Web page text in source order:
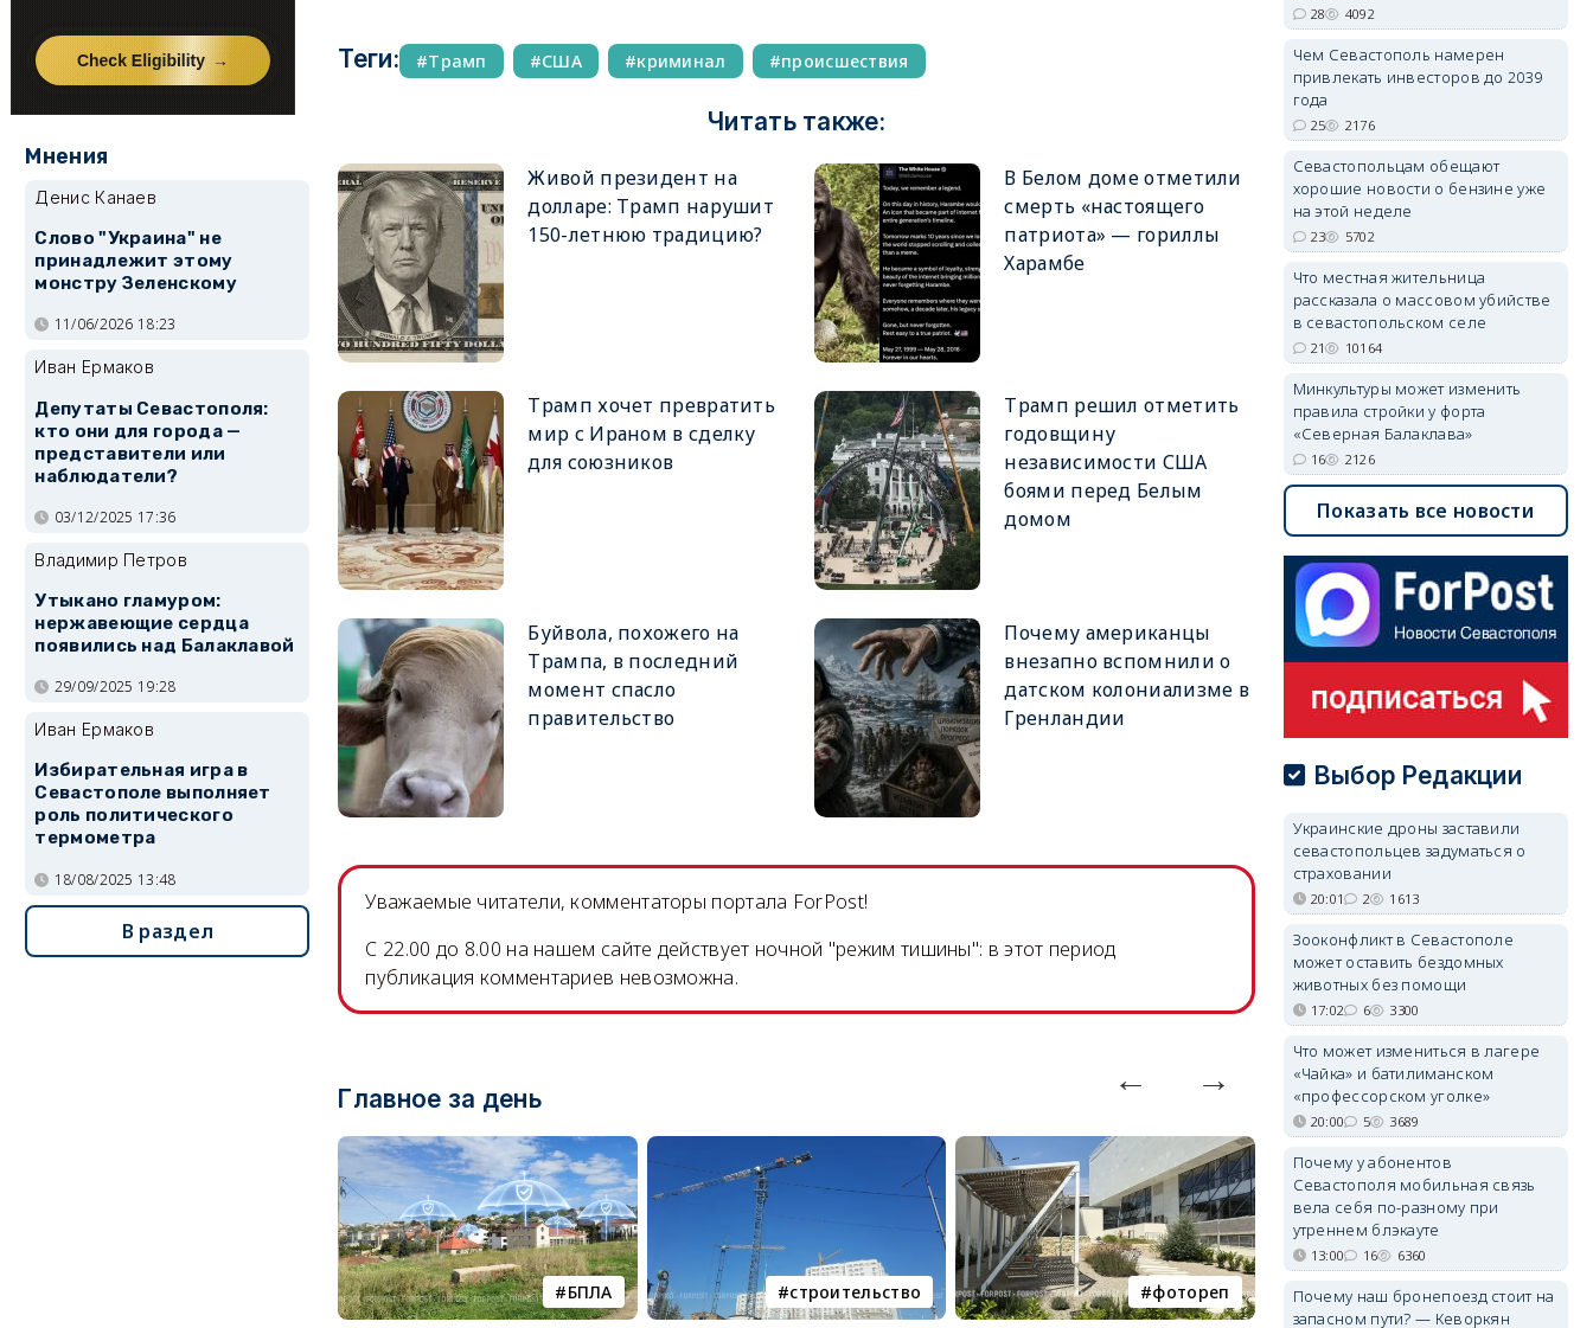
Теги: Трамп США криминал происшествия
Читать также:
Живой президент на
долларе: Трамп нарушит
150-летнюю традицию?
В Белом доме отметили
смерть «настоящего
патриота» — гориллы
Харамбе
Трамп хочет превратить
мир с Ираном в сделку
для союзников
Трамп решил отметить
годовщину
независимости США
боями перед Белым
домом
Буйвола, похожего на
Трампа, в последний
момент спасло
правительство
Почему американцы
внезапно вспомнили о
датском колониализме в
Гренландии
Уважаемые читатели, комментаторы портала ForPost!
C 22.00 до 8.00 на нашем сайте действует ночной "режим тишины": в этот период
публикация комментариев невозможна.
Главное за день
БПЛА строительство фотореп работа
Мнения
Денис Канаев
Слово "Украина" не
принадлежит этому
монстру Зеленскому
11/06/2026 18:23
Иван Ермаков
Депутаты Севастополя:
кто они для города —
представители или
наблюдатели?
03/12/2025 17:36
Владимир Петров
Утыкано гламуром:
нержавеющие сердца
появились над Балаклавой
29/09/2025 19:28
Иван Ермаков
Избирательная игра в
Севастополе выполняет
роль политического
термометра
18/08/2025 13:48
В раздел
28 4092
Чем Севастополь намерен
привлекать инвесторов до 2039
года
25 2176
Севастопольцам обещают
хорошие новости о бензине уже
на этой неделе
23 5702
Что местная жительница
рассказала о массовом убийстве
в севастопольском селе
21 10164
Минкультуры может изменить
правила стройки у форта
«Северная Балаклава»
16 2126
Показать все новости
Выбор Редакции
Украинские дроны заставили
севастопольцев задуматься о
страховании
20:01 2 1613
Зооконфликт в Севастополе
может оставить бездомных
животных без помощи
17:02 6 3300
Что может измениться в лагере
«Чайка» и батилиманском
«профессорском уголке»
20:00 5 3689
Почему у абонентов
Севастополя мобильная связь
вела себя по-разному при
утреннем блэкауте
13:00 16 6360
Почему наш бронепоезд стоит на
запасном пути? — Кеворкян